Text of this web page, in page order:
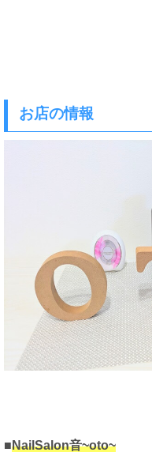
お店の情報
■NailSalon音~oto~